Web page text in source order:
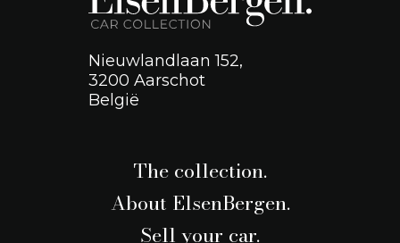
Nieuwlandlaan 152,
3200 Aarschot
België
The collection.
About ElsenBergen.
Sell your car.